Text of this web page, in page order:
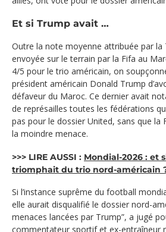
Et si Trump avait …
Outre la note moyenne attribuée par la
envoyée sur le terrain par la Fifa au
4/5 pour le trio américain, on
président américain Donald Trump
défaveur du Maroc. Ce dernier avait
de représailles toutes les fédérations
pas pour le dossier United, sans que la
la moindre menace.
>>> LIRE AUSSI : Mondial-2026 : et
triomphait du trio nord-américain
Si l’instance suprême du football
elle aurait disqualifié le dossier nord-
menaces lancées par Trump”, a jugé
commentateur sportif et ex-entraîneur